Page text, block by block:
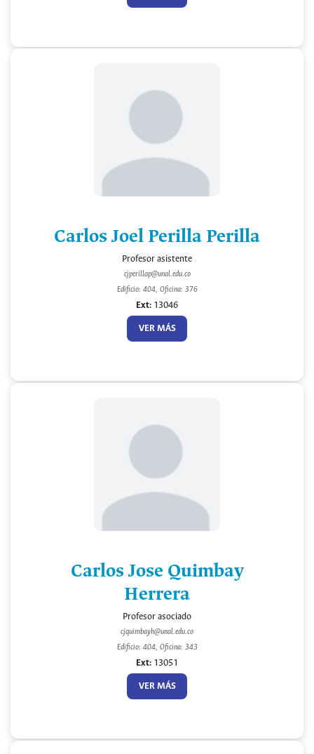
Carlos Joel Perilla Perilla
Profesor asistente
cjperillap@unal.edu.co
Edificio: 404, Oficina: 376
Ext: 13046
VER MÁS
Carlos Jose Quimbay
Herrera
Profesor asociado
cjquimbayh@unal.edu.co
Edificio: 404, Oficina: 343
Ext: 13051
VER MÁS